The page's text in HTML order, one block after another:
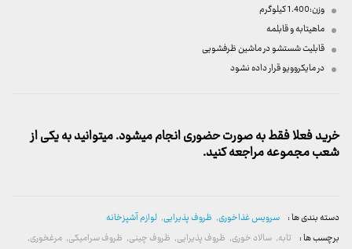
وزن:1.400 کیلوگرم
ماهیتابه و قابلمه
قابلیت شستشو در ماشین ظرفشویی
در مایکروویو قرار داده نشود
خرید فعلا فقط به صورت حضوری انجام میشود. میتوانید به یکی از
شعب مجموعه مراجعه کنید.
دسته بندی ها : سرویس غذاخوری, ظروف پذیرایی, لوازم آشپزخانه
برچسب ها : تابه, سالاد خوری, ظروف پذیرایی, ظروف چینی, ظروف سرامیکی, مرغخوری,